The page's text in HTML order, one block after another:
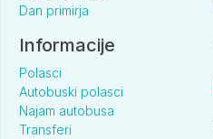
Dan primirja
Informacije
Polasci
Autobuski polasci
Najam autobusa
Transferi